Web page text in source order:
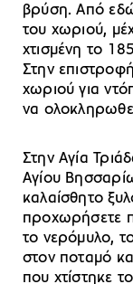
βρύση. Από εδώ
του χωριού,
χτισμένη το
Στην
χωριού για
να
Στην Αγία
Αγίου
καλαίσθητο
προχωρήσετε
το νερόμυλο,
στον ποταμό
που χτίστηκε